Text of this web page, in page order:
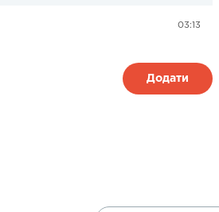
03:13
Додати